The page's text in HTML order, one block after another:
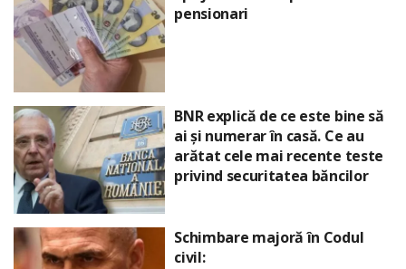
pensionari
BNR explică de ce este bine să
ai și numerar în casă. Ce au
arătat cele mai recente teste
privind securitatea băncilor
Schimbare majoră în Codul
civil: